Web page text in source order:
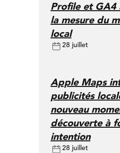
Profile et GA4
la mesure du
local
28 juillet
Apple Maps
publicités
nouveau
découverte à
intention
28 juillet